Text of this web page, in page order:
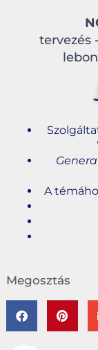
tervezés
A
Megosztás